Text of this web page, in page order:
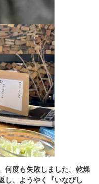
何度も失敗しました。乾燥
し、ようやく『いなびし